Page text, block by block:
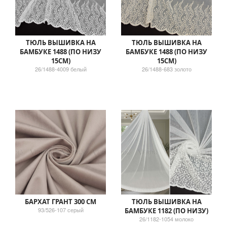
ТЮЛЬ ВЫШИВКА НА
БАМБУКЕ 1488 (ПО НИЗУ
15СМ)
26/1488-4009 белый
ТЮЛЬ ВЫШИВКА НА
БАМБУКЕ 1488 (ПО НИЗУ
15СМ)
26/1488-683 золото
БАРХАТ ГРАНТ 300 СМ
93/526-107 серый
ТЮЛЬ ВЫШИВКА НА
БАМБУКЕ 1182 (ПО НИЗУ)
26/1182-1054 молоко